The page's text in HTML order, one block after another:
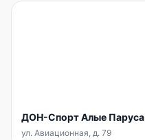
ДОН-Спорт Алые Паруса
ул. Авиационная, д. 79